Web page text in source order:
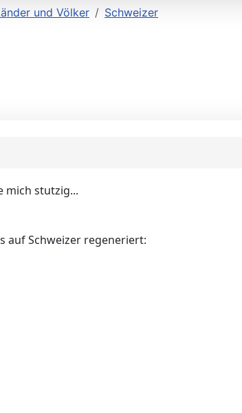
und Völker Schweizer
mich stutzig...
auf Schweizer regeneriert: